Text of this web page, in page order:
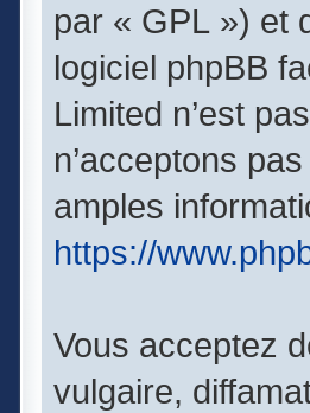
par « GPL ») et
logiciel phpBB
Limited n’est
n’acceptons
amples
https://
Vous acceptez
vulgaire,